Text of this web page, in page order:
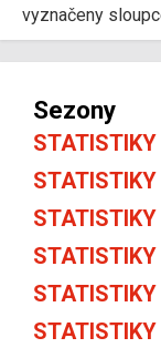
vyznačeny
Sezony
STATISTIKY